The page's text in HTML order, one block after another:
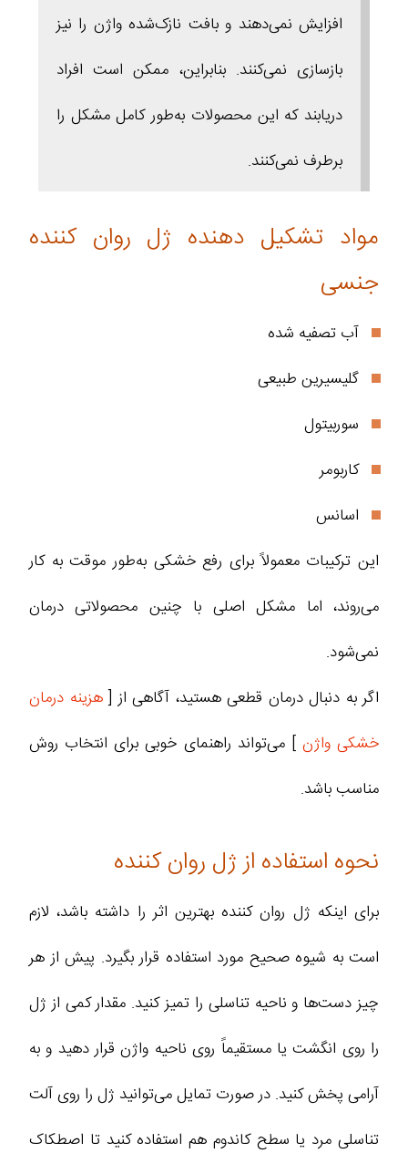
افزایش نمی‌دهند و بافت نازک‌شده واژن را نیز
بازسازی نمی‌کنند. بنابراین، ممکن است افراد
دریابند که این محصولات به‌طور کامل مشکل را
برطرف نمی‌کنند.
مواد تشکیل دهنده ژل روان کننده
جنسی
آب تصفیه‌ شده
گلیسیرین طبیعی
سوربیتول
کاربومر
اسانس
این ترکیبات معمولاً برای رفع خشکی به‌طور موقت به کار
می‌روند، اما مشکل اصلی با چنین محصولاتی درمان
نمی‌شود.
اگر به دنبال درمان قطعی هستید، آگاهی از [هزینه درمان
خشکی واژن ] می‌تواند راهنمای خوبی برای انتخاب روش
مناسب باشد.
نحوه استفاده از ژل روان کننده
برای اینکه ژل روان کننده بهترین اثر را داشته باشد، لازم
است به شیوه صحیح مورد استفاده قرار بگیرد. پیش از هر
چیز دست‌ها و ناحیه تناسلی را تمیز کنید. مقدار کمی از ژل
را روی انگشت یا مستقیماً روی ناحیه واژن قرار دهید و به
آرامی پخش کنید. در صورت تمایل می‌توانید ژل را روی آلت
تناسلی مرد یا سطح کاندوم هم استفاده کنید تا اصطکاک